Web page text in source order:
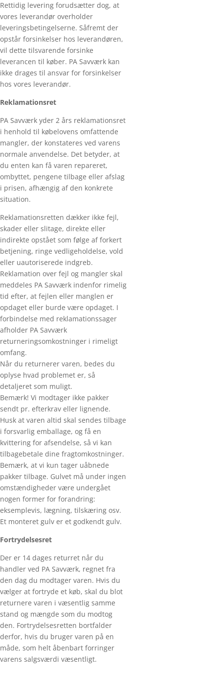
Rettidig levering forudsætter dog, at
vores leverandør overholder
leveringsbetingelserne. Såfremt der
opstår forsinkelser hos leverandøren,
vil dette tilsvarende forsinke
leverancen til køber. PA Savværk kan
ikke drages til ansvar for forsinkelser
hos vores leverandør.
Reklamationsret
PA Savværk yder 2 års reklamationsret
i henhold til købelovens omfattende
mangler, der konstateres ved varens
normale anvendelse. Det betyder, at
du enten kan få varen repareret,
ombyttet, pengene tilbage eller afslag
i prisen, afhængig af den konkrete
situation.
Reklamationsretten dækker ikke fejl,
skader eller slitage, direkte eller
indirekte opstået som følge af forkert
betjening, ringe vedligeholdelse, vold
eller uautoriserede indgreb.
Reklamation over fejl og mangler skal
meddeles PA Savværk indenfor rimelig
tid efter, at fejlen eller manglen er
opdaget eller burde være opdaget. I
forbindelse med reklamationssager
afholder PA Savværk
returneringsomkostninger i rimeligt
omfang.
Når du returnerer varen, bedes du
oplyse hvad problemet er, så
detaljeret som muligt.
Bemærk! Vi modtager ikke pakker
sendt pr. efterkrav eller lignende.
Husk at varen altid skal sendes tilbage
i forsvarlig emballage, og få en
kvittering for afsendelse, så vi kan
tilbagebetale dine fragtomkostninger.
Bemærk, at vi kun tager uåbnede
pakker tilbage. Gulvet må under ingen
omstændigheder være undergået
nogen former for forandring:
eksemplevis, lægning, tilskæring osv.
Et monteret gulv er et godkendt gulv.
Fortrydelsesret
Der er 14 dages returret når du
handler ved PA Savværk, regnet fra
den dag du modtager varen. Hvis du
vælger at fortryde et køb, skal du blot
returnere varen i væsentlig samme
stand og mængde som du modtog
den. Fortrydelsesretten bortfalder
derfor, hvis du bruger varen på en
måde, som helt åbenbart forringer
varens salgsværdi væsentligt.